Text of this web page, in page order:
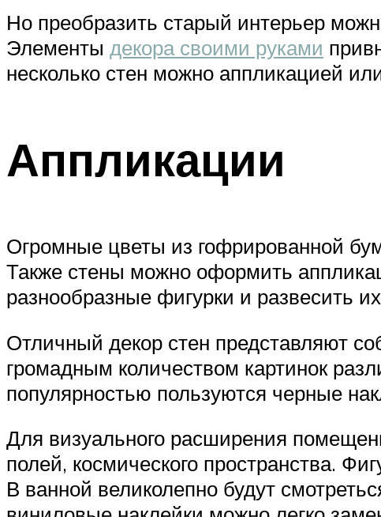
Но преобразить старый интерьер
Элементы декора своими руками
несколько стен можно аппликацией
Аппликации
Огромные цветы из гофрированной
Также стены можно оформить
разнообразные фигурки и развесить
Отличный декор стен представляют
громадным количеством картинок
популярностью пользуются черные
Для визуального расширения
полей, космического пространства.
В ванной великолепно будут